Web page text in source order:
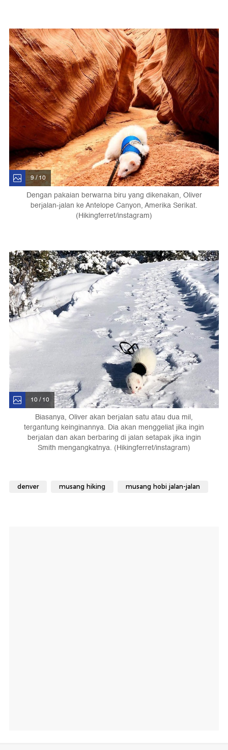
9 / 10
Dengan pakaian berwarna biru yang dikenakan, Oliver
berjalan-jalan ke Antelope Canyon, Amerika Serikat.
(Hikingferret/instagram)
10 / 10
Biasanya, Oliver akan berjalan satu atau dua mil,
tergantung keinginannya. Dia akan menggeliat jika ingin
berjalan dan akan berbaring di jalan setapak jika ingin
Smith mengangkatnya. (Hikingferret/instagram)
denver musang hiking musang hobi jalan-jalan